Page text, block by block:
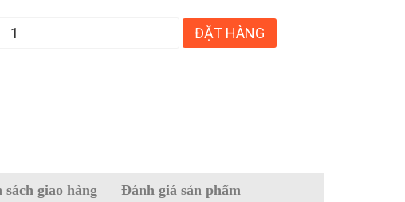
ĐẶT HÀNG
sách giao hàng Đánh giá sản phẩm